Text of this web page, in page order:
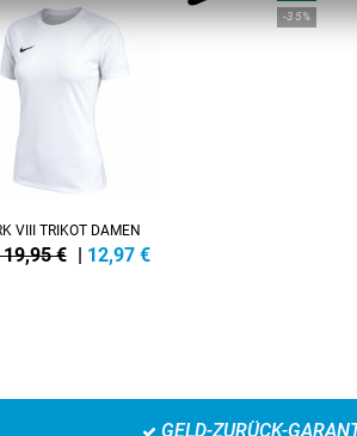
VIII TRIKOT DAMEN
19,95 € | 12,97 €
-35%
GELD-ZURÜCK-